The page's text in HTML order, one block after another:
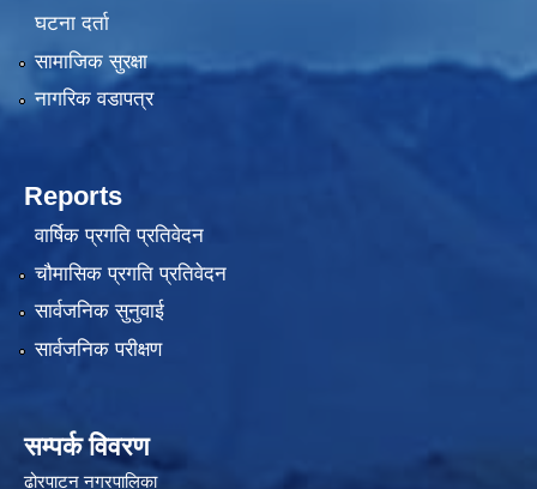
घटना दर्ता
सामाजिक सुरक्षा
नागरिक वडापत्र
Reports
वार्षिक प्रगति प्रतिवेदन
चौमासिक प्रगति प्रतिवेदन
सार्वजनिक सुनुवाई
सार्वजनिक परीक्षण
सम्पर्क विवरण
ढोरपाटन नगरपालिका